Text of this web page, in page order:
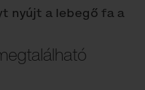
nyújt a lebegő fa a